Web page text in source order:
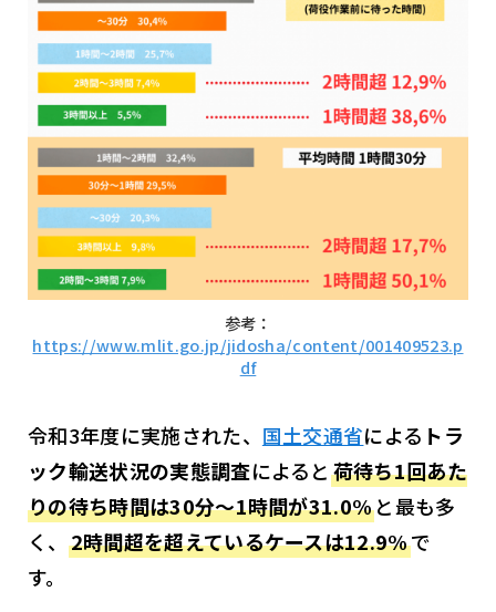
参考：
https://www.mlit.go.jp/jidosha/content/001409523.p
df
令和3年度に実施された、 国土交通省による トラ
ック輸送状況の実態調査によると 荷待ち1回あた
りの待ち時間は30分～1時間が31.0%と最も多
く、 2時間超を超えているケースは12.9%で
す。